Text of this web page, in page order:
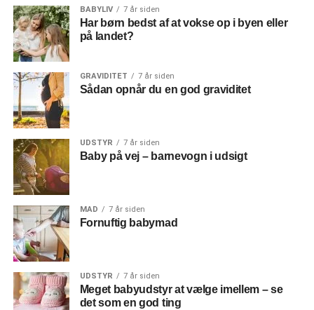
BABYLIV 7 år siden
Har børn bedst af at vokse op i byen eller
på landet?
GRAVIDITET 7 år siden
Sådan opnår du en god graviditet
UDSTYR 7 år siden
Baby på vej – barnevogn i udsigt
MAD 7 år siden
Fornuftig babymad
UDSTYR 7 år siden
Meget babyudstyr at vælge imellem – se
det som en god ting